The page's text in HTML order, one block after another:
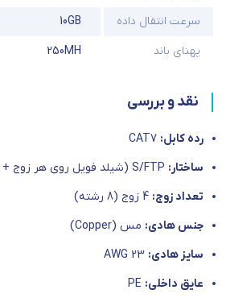
سرعت انتقال داده
10GB
پهنای باند
250MH
نقد و بررسی
رده کابل:
ساختار:
تعداد زوج:
جنس هادی: مس (Copper)
سایز هادی:
عایق داخلی: